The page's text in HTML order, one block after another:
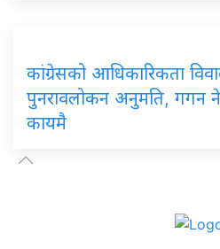
कांग्रेसको आधिकारिकता
पुनरावलोकन अनुमति, गगन
कायमै